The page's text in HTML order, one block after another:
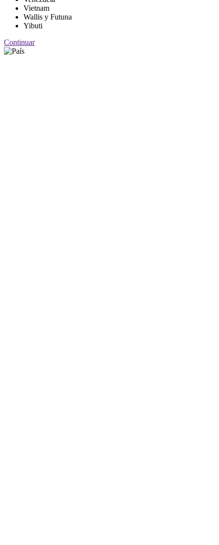
Vietnam
Wallis y Futuna
Yibuti
Continuar